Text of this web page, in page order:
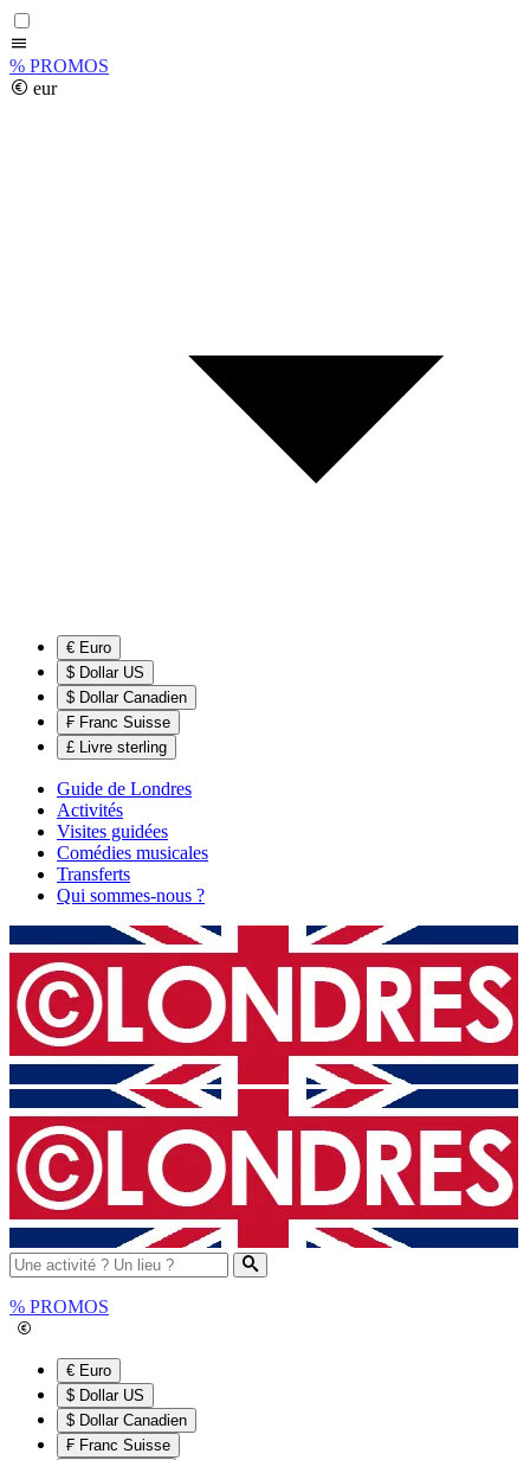
% PROMOS
eur
€ Euro
$ Dollar US
$ Dollar Canadien
₣ Franc Suisse
£ Livre sterling
Guide de Londres
Activités
Visites guidées
Comédies musicales
Transferts
Qui sommes-nous ?
% PROMOS
€ Euro
$ Dollar US
$ Dollar Canadien
₣ Franc Suisse